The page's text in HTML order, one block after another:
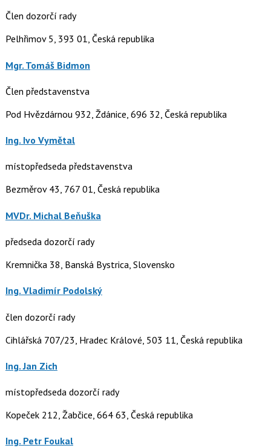
Člen dozorčí rady
Pelhřimov 5, 393 01, Česká republika
Mgr. Tomáš Bidmon
Člen představenstva
Pod Hvězdárnou 932, Ždánice, 696 32, Česká republika
Ing. Ivo Vymětal
místopředseda představenstva
Bezměrov 43, 767 01, Česká republika
MVDr. Michal Beňuška
předseda dozorčí rady
Kremnička 38, Banská Bystrica, Slovensko
Ing. Vladimír Podolský
člen dozorčí rady
Cihlářská 707/23, Hradec Králové, 503 11, Česká republika
Ing. Jan Zich
místopředseda dozorčí rady
Kopeček 212, Žabčice, 664 63, Česká republika
Ing. Petr Foukal